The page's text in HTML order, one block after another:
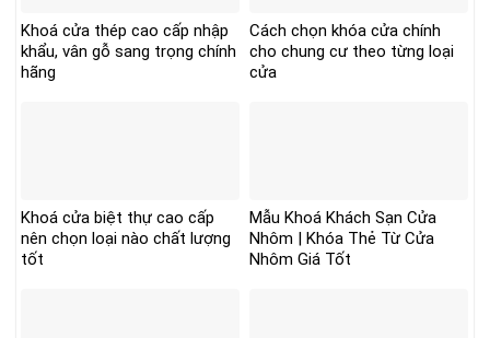
Khoá cửa thép cao cấp nhập
khẩu, vân gỗ sang trọng chính
hãng
Cách chọn khóa cửa chính
cho chung cư theo từng loại
cửa
Khoá cửa biệt thự cao cấp
nên chọn loại nào chất lượng
tốt
Mẫu Khoá Khách Sạn Cửa
Nhôm | Khóa Thẻ Từ Cửa
Nhôm Giá Tốt